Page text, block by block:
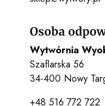
Osoba
Wytwórnia
Szaflarska 56
34-400 Nowy
+48 516 772 722